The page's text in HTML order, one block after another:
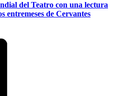
del Teatro con una lectura
entremeses de Cervantes